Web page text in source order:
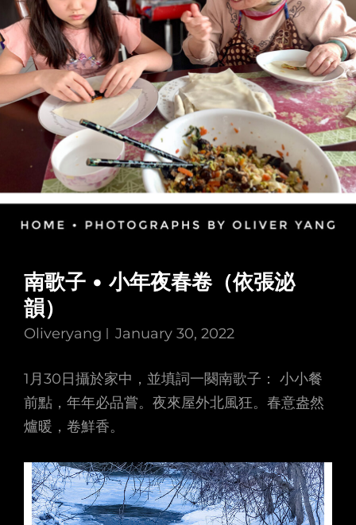
南歌子 • 小年夜春卷（依張泌
韻）
Oliveryang January 30, 2022
1月30日攝於家中，並填詞一闋南歌子： 小小餐
前點，年年必品嘗。夜來屋外北風狂。春意盎然
爐暖，卷鮮香。